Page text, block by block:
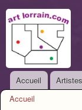
Menu principal
Accueil Artistes
Accueil